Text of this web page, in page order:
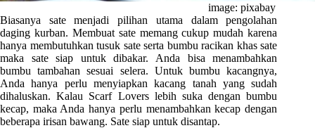
image: pixabay
Biasanya sate menjadi pilihan utama dalam pengolahan
daging kurban. Membuat sate memang cukup mudah karena
hanya membutuhkan tusuk sate serta bumbu racikan khas sate
maka sate siap untuk dibakar. Anda bisa menambahkan
bumbu tambahan sesuai selera. Untuk bumbu kacangnya,
Anda hanya perlu menyiapkan kacang tanah yang sudah
dihaluskan. Kalau Scarf Lovers lebih suka dengan bumbu
kecap, maka Anda hanya perlu menambahkan kecap dengan
beberapa irisan bawang. Sate siap untuk disantap.